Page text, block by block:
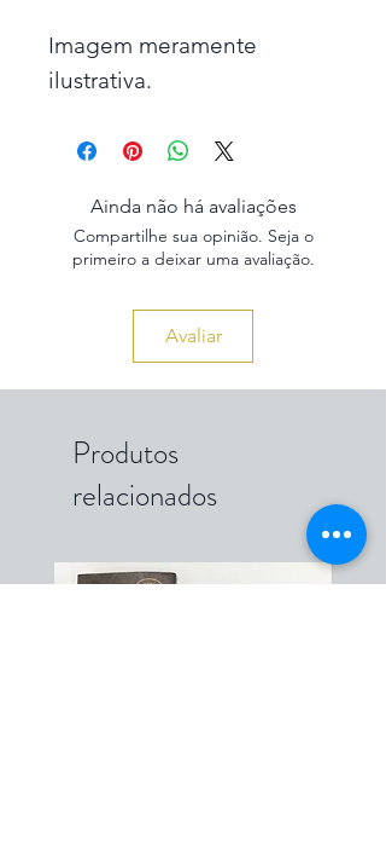
Imagem meramente
ilustrativa.
Ainda não há avaliações
Compartilhe sua opinião. Seja o
primeiro a deixar uma avaliação.
Avaliar
Produtos
relacionados